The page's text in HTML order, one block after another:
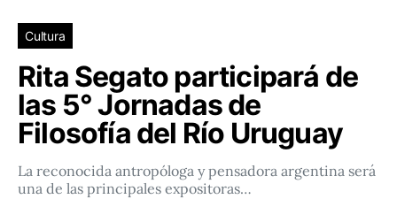
Cultura
Rita Segato participará de
las 5° Jornadas de
Filosofía del Río Uruguay
La reconocida antropóloga y pensadora argentina será
una de las principales expositoras…